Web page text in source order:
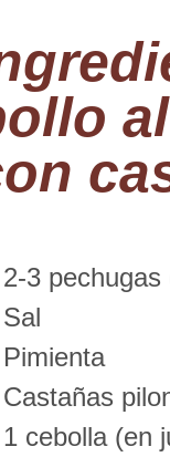
2-3 pechugas
Pimienta
Castañas
1 cebolla (en